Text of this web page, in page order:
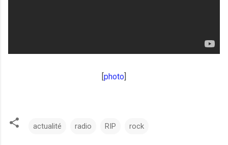
[photo]
actualité radio RIP rock